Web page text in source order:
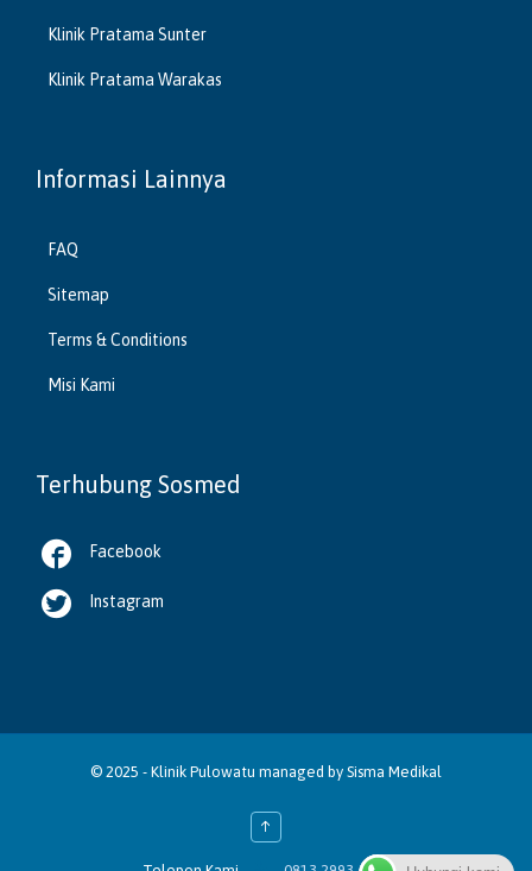
Klinik Pratama Sunter
Klinik Pratama Warakas
Informasi Lainnya
FAQ
Sitemap
Terms & Conditions
Misi Kami
Terhubung Sosmed
 Facebook
 Instagram
© 2025 - Klinik Pulowatu managed by Sisma Medikal
↑